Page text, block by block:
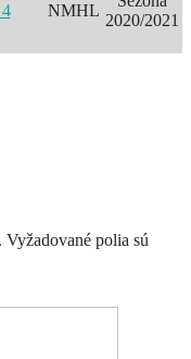
NMHL
2020/2021
Vyžadované polia sú